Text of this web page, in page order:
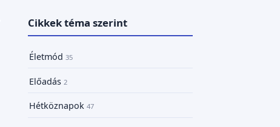
Cikkek téma szerint
Életmód 35
Előadás 2
Hétköznapok 47